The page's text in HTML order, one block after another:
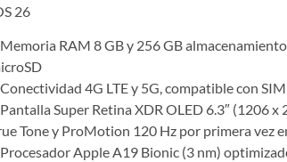
26
RAM 8 GB y 256 GB
4G LTE y 5G, compatible con
Super Retina XDR OLED 6.3″ (1206 x
Tone y ProMotion 120 Hz por primera vez
Apple A19 Bionic (3 nm)